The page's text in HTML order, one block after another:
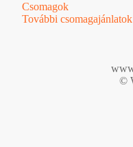
Csomagok
További
©